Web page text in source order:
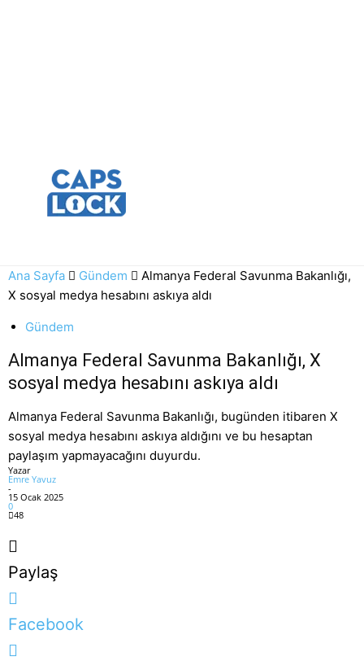
Ana Sayfa Gündem
Almanya Federal Savunma Bakanlığı,
X sosyal medya hesabını askıya aldı
Gündem
Almanya Federal Savunma Bakanlığı, X
sosyal medya hesabını askıya aldı
Almanya Federal Savunma Bakanlığı, bugünden itibaren X
sosyal medya hesabını askıya aldığını ve bu hesaptan
paylaşım yapmayacağını duyurdu.
Yazar
Emre Yavuz
-
15 Ocak 2025
0
48
Paylaş
Facebook